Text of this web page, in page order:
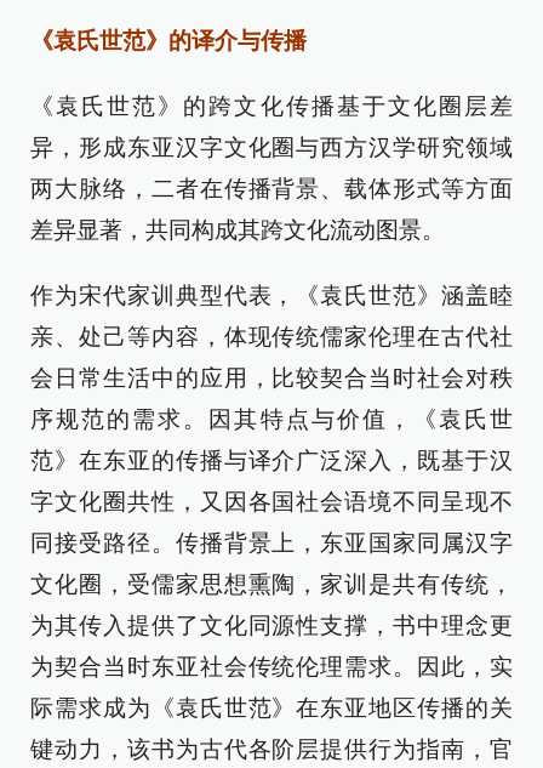
《袁氏世范》的译介与传播
《袁氏世范》的跨文化传播基于文化圈层差
异，形成东亚汉字文化圈与西方汉学研究领域
两大脉络，二者在传播背景、载体形式等方面
差异显著，共同构成其跨文化流动图景。
作为宋代家训典型代表，《袁氏世范》涵盖睦
亲、处己等内容，体现传统儒家伦理在古代社
会日常生活中的应用，比较契合当时社会对秩
序规范的需求。因其特点与价值，《袁氏世
范》在东亚的传播与译介广泛深入，既基于汉
字文化圈共性，又因各国社会语境不同呈现不
同接受路径。传播背景上，东亚国家同属汉字
文化圈，受儒家思想熏陶，家训是共有传统，
为其传入提供了文化同源性支撑，书中理念更
为契合当时东亚社会传统伦理需求。因此，实
际需求成为《袁氏世范》在东亚地区传播的关
键动力，该书为古代各阶层提供行为指南，官